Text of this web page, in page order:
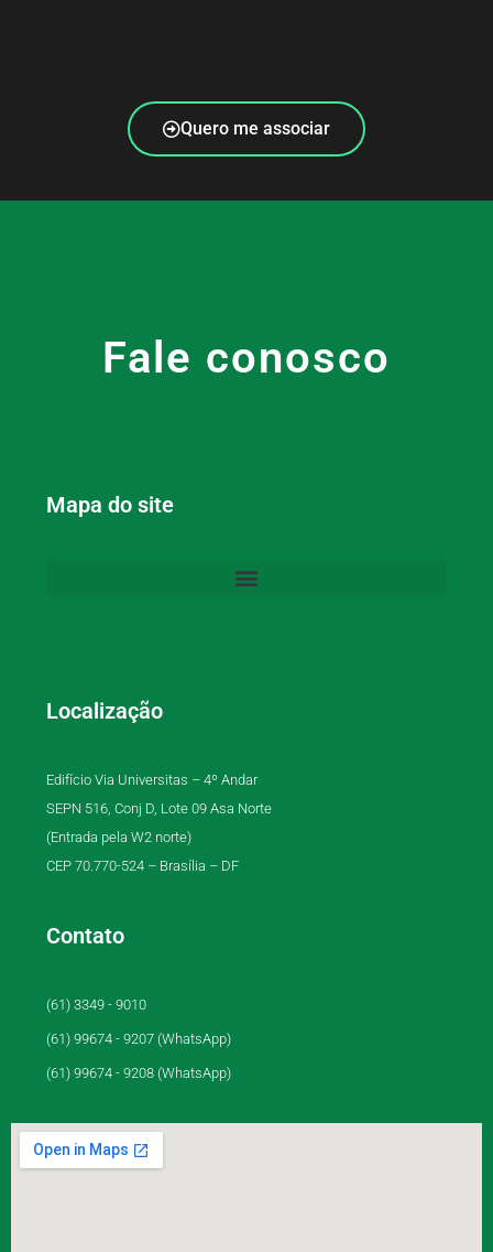
Quero me associar
Fale conosco
Mapa do site
Localização
Edifício Via Universitas – 4º Andar
SEPN 516, Conj D, Lote 09 Asa Norte
(Entrada pela W2 norte)
CEP 70.770-524 – Brasília – DF
Contato
(61) 3349 - 9010
(61) 99674 - 9207 (WhatsApp)
(61) 99674 - 9208 (WhatsApp)